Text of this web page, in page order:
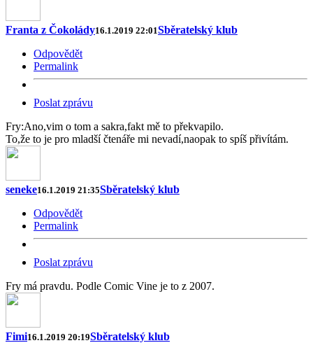
Franta z Čokolády16.1.2019 22:01Sběratelský klub
Odpovědět
Permalink
Poslat zprávu
Fry:Ano,vim o tom a sakra,fakt mě to překvapilo.
To,že to je pro mladší čtenáře mi nevadí,naopak to spíš přivítám.
seneke16.1.2019 21:35Sběratelský klub
Odpovědět
Permalink
Poslat zprávu
Fry má pravdu. Podle Comic Vine je to z 2007.
Fimi16.1.2019 20:19Sběratelský klub